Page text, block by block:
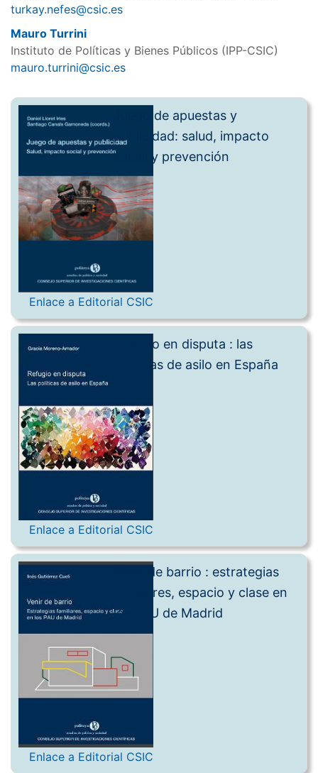
turkay.nefes@csic.es
Mauro Turrini
Instituto de Políticas y Bienes Públicos (IPP-CSIC)
mauro.turrini@csic.es
Juego de apuestas y
publicidad: salud, impacto
social y prevención
Enlace a Editorial CSIC
Refugio en disputa : las
políticas de asilo en España
Enlace a Editorial CSIC
Venir de barrio : estrategias
familiares, espacio y clase en
los PAU de Madrid
Enlace a Editorial CSIC